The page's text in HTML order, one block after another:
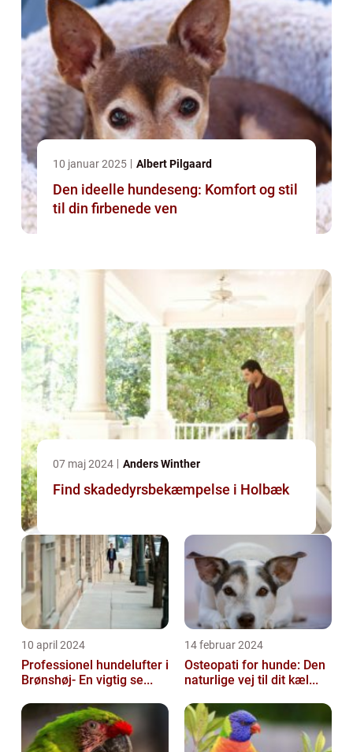
10 januar 2025 Albert Pilgaard
Den ideelle hundeseng: Komfort og stil
til din firbenede ven
07 maj 2024 Anders Winther
Find skadedyrsbekæmpelse i Holbæk
10 april 2024
Professionel hundelufter i
Brønshøj- En vigtig se...
14 februar 2024
Osteopati for hunde: Den
naturlige vej til dit kæl...